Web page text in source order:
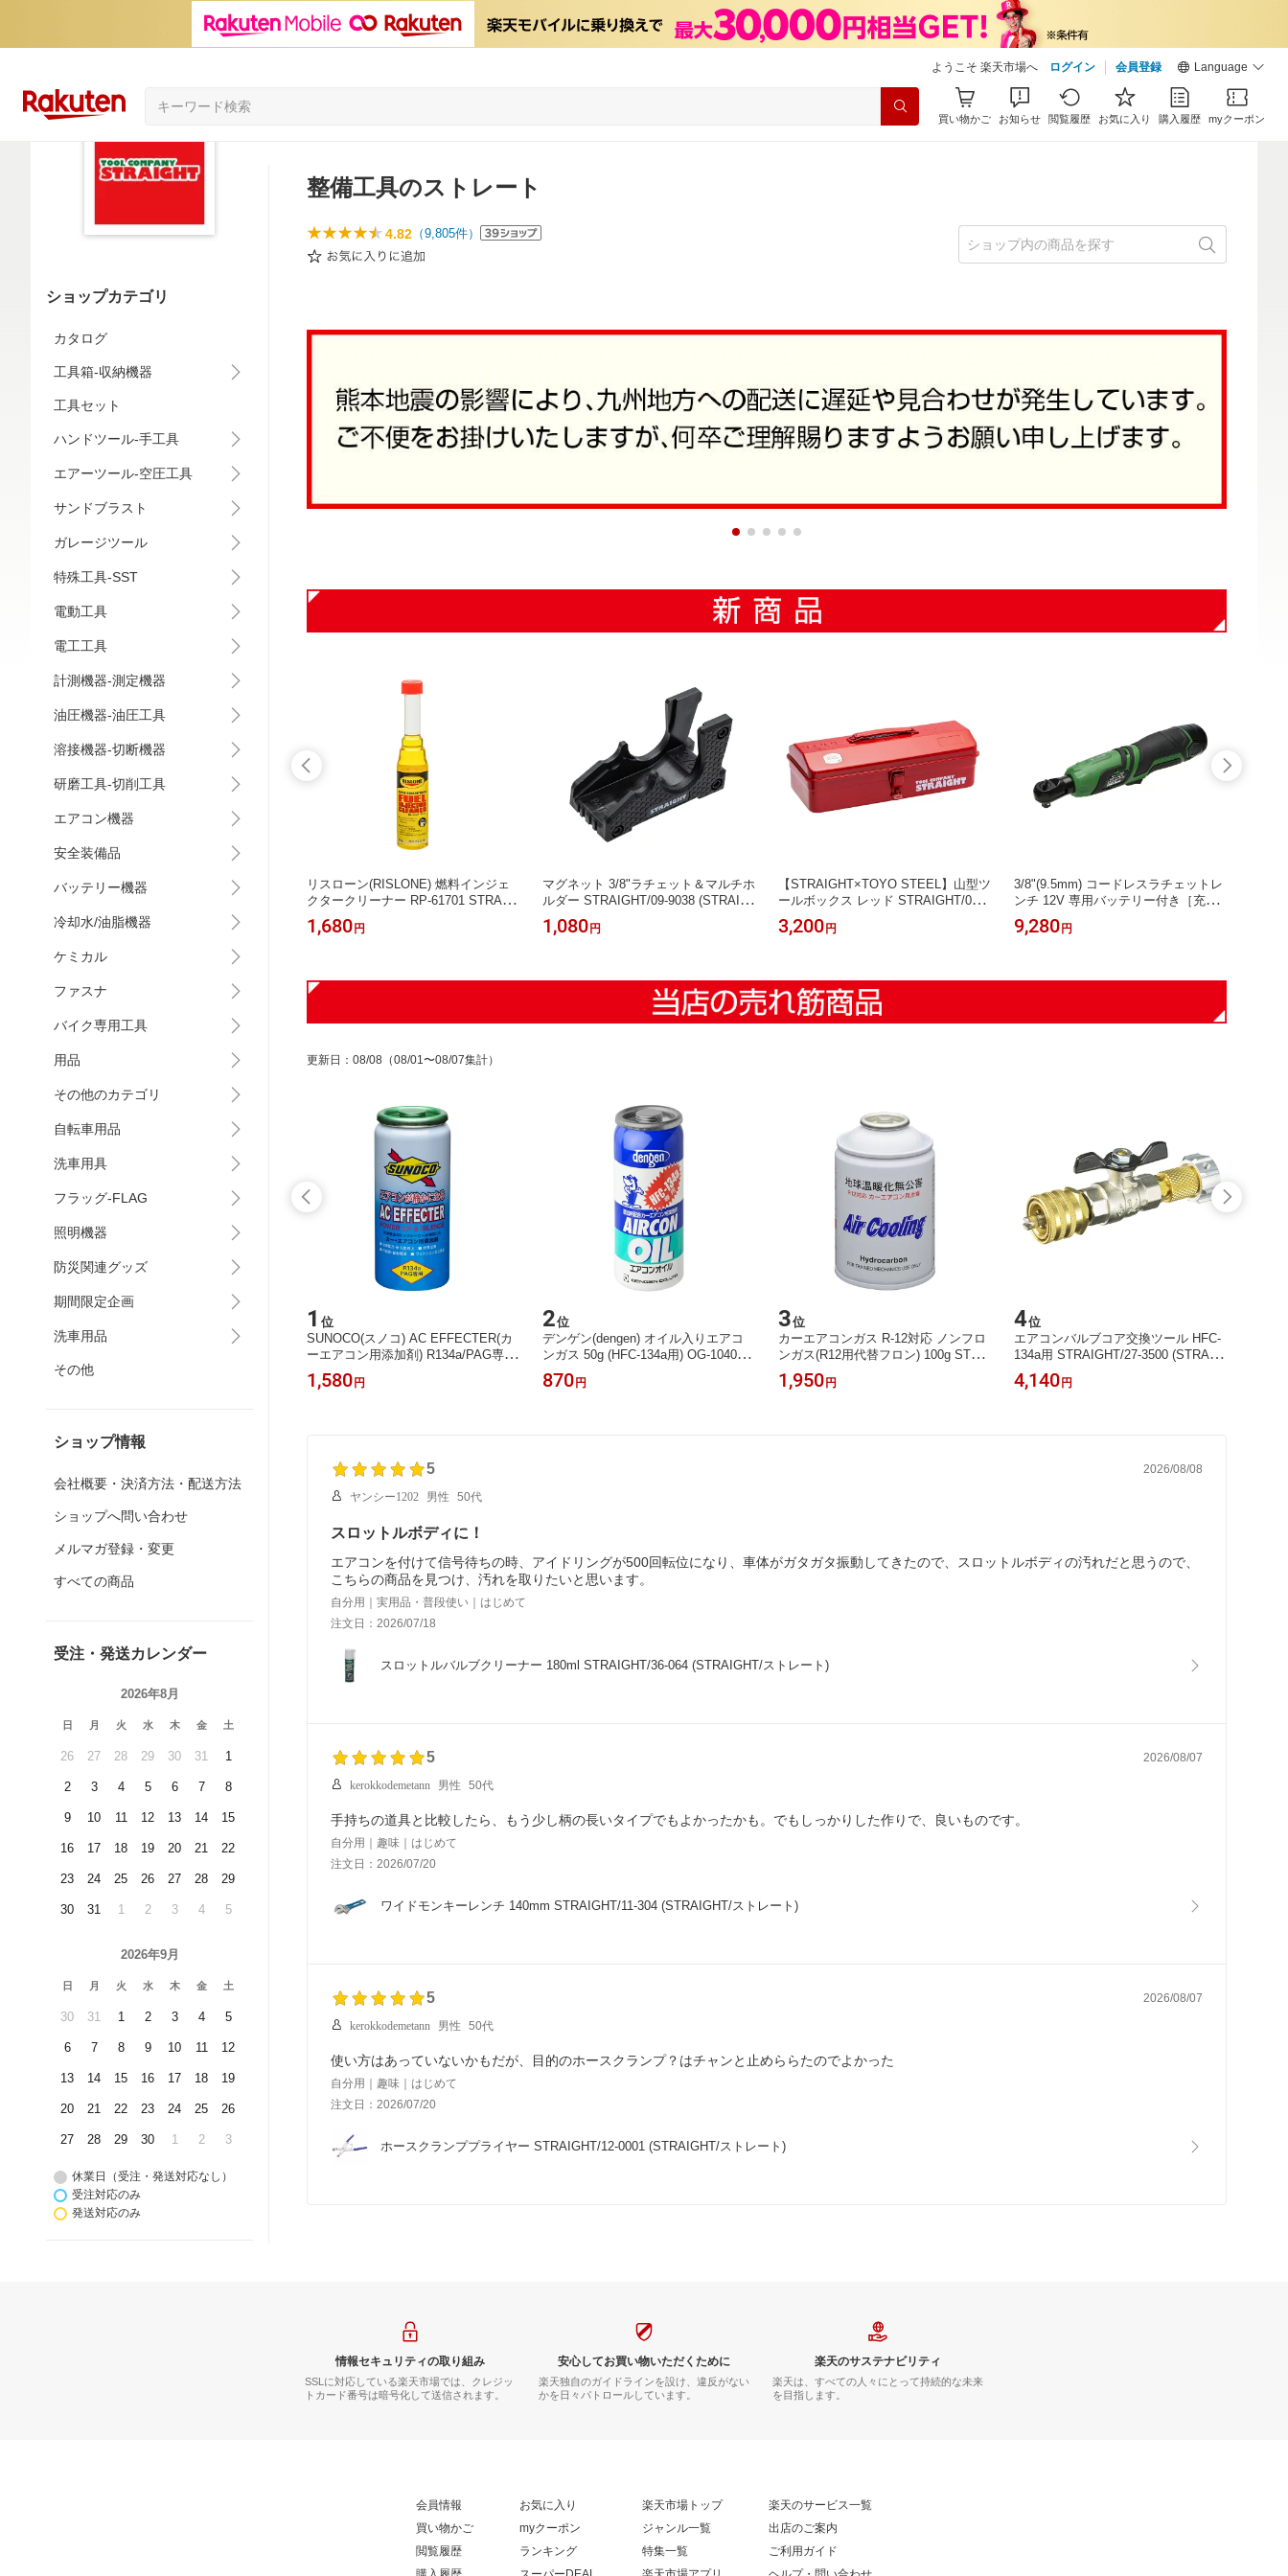
ようこそ 楽天市場へ ログイン 会員登録 Language
買い物かご お知らせ 閲覧履歴 お気に入り 購入履歴 myクーポン
ショップカテゴリ
カタログ
工具箱-収納機器
工具セット
ハンドツール-手工具
エアーツール-空圧工具
サンドブラスト
ガレージツール
特殊工具-SST
電動工具
電工工具
計測機器-測定機器
油圧機器-油圧工具
溶接機器-切断機器
研磨工具-切削工具
エアコン機器
安全装備品
バッテリー機器
冷却水/油脂機器
ケミカル
ファスナ
バイク専用工具
用品
その他のカテゴリ
自転車用品
洗車用具
フラッグ-FLAG
照明機器
防災関連グッズ
期間限定企画
洗車用品
その他
ショップ情報
会社概要・決済方法・配送方法
ショップへ問い合わせ
メルマガ登録・変更
すべての商品
受注・発送カレンダー
2026年8月
日 月 火 水 木 金 土
26 27 28 29 30 31 1
2 3 4 5 6 7 8
9 10 11 12 13 14 15
16 17 18 19 20 21 22
23 24 25 26 27 28 29
30 31 1 2 3 4 5
2026年9月
日 月 火 水 木 金 土
30 31 1 2 3 4 5
6 7 8 9 10 11 12
13 14 15 16 17 18 19
20 21 22 23 24 25 26
27 28 29 30 1 2 3
休業日（受注・発送対応なし）
受注対応のみ
発送対応のみ
整備工具のストレート
4.82 （9,805件）
Dターミナルクリーナー 平型2mm ST
ート)
1,280円
リスローン(RISLONE) 燃料インジェ
クタークリーナー RP-61701 STRAIG
HT/36-61701 (STRAIGHT/ストレート)
1,680円
マグネット 3/8"ラチェット＆マルチホ
ルダー STRAIGHT/09-9038 (STRAIG
HT/ストレート)
1,080円
【STRAIGHT×TOYO STEEL】山型ツ
ールボックス レッド STRAIGHT/09-1
001 (STRAIGHT/ストレート)
3,200円
3/8"(9.5mm) コードレスラチェットレ
ンチ 12V 専用バッテリー付き［充電
器:別売] STRAIGHT/17-066 (STRAIG
HT/ストレート)
9,280円
更新日 ： 08/08 （08/01〜08/07集計）
ブレーキピストンロッキングプライヤ
ストレート)
3,860
1 位
SUNOCO(スノコ) AC EFFECTER(カ
ーエアコン用添加剤) R134a/PAG専用
30cc STRAIGHT/27-374 (STRAIGHT/
ストレート)
1,580円
2位
デンゲン(dengen) オイル入りエアコ
ンガス 50g (HFC-134a用) OG-1040F
STRAIGHT/28-1341 (dengen/デンゲ
ン)
870円
3位
カーエアコンガス R-12対応 ノンフロ
ンガス(R12用代替フロン) 100g STRA
IGHT/27-122 (STRAIGHT/ストレート)
1,950円
4位
エアコンバルブコア交換ツール HFC-
134a用 STRAIGHT/27-3500 (STRAIG
HT/ストレート)
4,140円
5 2026/08/08
ヤンシー1202 男性 50代
スロットルボディに！
エアコンを付けて信号待ちの時、アイドリングが500回転位になり、車体がガタガタ振動してきたので、スロットルボディの汚れだと思うので、
こちらの商品を見つけ、汚れを取りたいと思います。
自分用｜実用品・普段使い｜はじめて
注文日：2026/07/18
スロットルバルブクリーナー 180ml STRAIGHT/36-064 (STRAIGHT/ストレート)
5 2026/08/07
kerokkodemetann 男性 50代
手持ちの道具と比較したら、もう少し柄の長いタイプでもよかったかも。でもしっかりした作りで、良いものです。
自分用｜趣味｜はじめて
注文日：2026/07/20
ワイドモンキーレンチ 140mm STRAIGHT/11-304 (STRAIGHT/ストレート)
5 2026/08/07
kerokkodemetann 男性 50代
使い方はあっていないかもだが、目的のホースクランプ？はチャンと止めららたのでよかった
自分用｜趣味｜はじめて
注文日：2026/07/20
ホースクランププライヤー STRAIGHT/12-0001 (STRAIGHT/ストレート)
情報セキュリティの取り組み
SSLに対応している楽天市場では、クレジッ
トカード番号は暗号化して送信されます。
安心してお買い物いただくために
楽天独自のガイドラインを設け、違反がない
かを日々パトロールしています。
楽天のサステナビリティ
楽天は、すべての人々にとって持続的な未来
を目指します。
会員情報
買い物かご
閲覧履歴
お気に入り
myクーポン
ランキング
楽天市場トップ
ジャンル一覧
特集一覧
楽天のサービス一覧
出店のご案内
ご利用ガイド